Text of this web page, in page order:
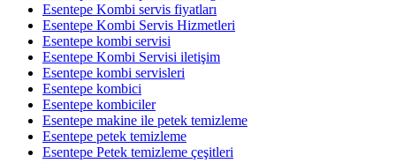
Esentepe Kombi servis fiyatları
Esentepe Kombi Servis Hizmetleri
Esentepe kombi servisi
Esentepe Kombi Servisi iletişim
Esentepe kombi servisleri
Esentepe kombici
Esentepe kombiciler
Esentepe makine ile petek temizleme
Esentepe petek temizleme
Esentepe Petek temizleme çeşitleri